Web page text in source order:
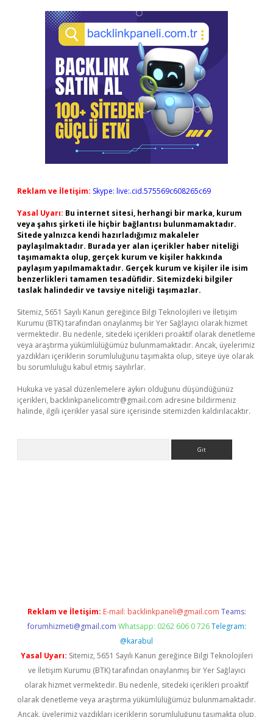
Reklam ve İletişim: Skype: live:.cid.575569c608265c69
Yasal Uyarı: Bu internet sitesi, herhangi bir marka, kurum
veya şahıs şirketi ile hiçbir bağlantısı bulunmamaktadır.
Sitede yalnızca kendi hazırladığımız makaleler
paylaşılmaktadır. Burada yer alan içerikler haber niteliği
taşımamakta olup, gerçek kurum ve kişiler hakkında
paylaşım yapılmamaktadır. Gerçek kurum ve kişiler ile isim
benzerlikleri tamamen tesadüfidir. Sitemizdeki bilgiler
taslak halindedir ve tavsiye niteliği taşımazlar.
Sitemiz, 5651 Sayılı Kanun gereğince Bilgi Teknolojileri ve İletişim
Kurumu (BTK) tarafından onaylanmış bir Yer Sağlayıcı olarak hizmet
vermektedir. Bu nedenle, sitedeki içerikleri proaktif olarak denetleme
veya araştırma yükümlülüğümüz bulunmamaktadır. Ancak, üyelerimiz
yazdıkları içeriklerin sorumluluğunu taşımakta olup, siteye üye olarak
bu sorumluluğu kabul etmiş sayılırlar.
Hukuka ve yasal düzenlemelere aykırı olduğunu düşündüğünüz
içerikleri, backlinkpanelicomtr@gmail.com adresine bildirmeniz
halinde, ilgili içerikler yasal süre içerisinde sitemizden kaldırılacaktır.
Reklam ve İletişim: E-mail: backlinkpaneli@gmail.com Teams:
forumhizmeti@gmail.com Whatsapp: 0262 606 0 726 Telegram:
@karabul
Yasal Uyarı: Sitemiz, 5651 Sayılı Kanun gereğince Bilgi Teknolojileri
ve İletişim Kurumu (BTK) tarafından onaylanmış bir Yer Sağlayıcı
olarak hizmet vermektedir. Bu nedenle, sitedeki içerikleri proaktif
olarak denetleme veya araştırma yükümlülüğümüz bulunmamaktadır.
Ancak, üyelerimiz yazdıkları içeriklerin sorumluluğunu taşımakta olup,